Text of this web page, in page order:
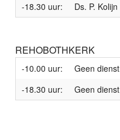
-18.30 uur:
Ds. P. Kolijn
REHOBOTHKERK
-10.00 uur:
Geen dienst
-18.30 uur:
Geen dienst